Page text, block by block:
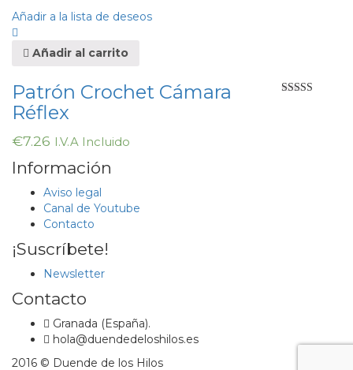
Añadir a la lista de deseos
Añadir al carrito
Patrón Crochet Cámara
Réflex
€7.26 I.V.A Incluido
Información
Aviso legal
Canal de Youtube
Contacto
¡Suscríbete!
Newsletter
Contacto
Granada (España).
hola@duendedeloshilos.es
2016 © Duende de los Hilos